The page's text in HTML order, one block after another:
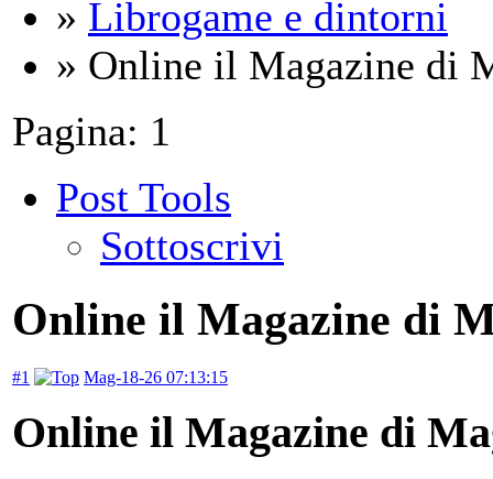
» Librogame e dintorni
» Online il Magazine di
Pagina: 1
Post Tools
Sottoscrivi
Online il Magazine di
#1 Mag-18-26 07:13:15
Online il Magazine di